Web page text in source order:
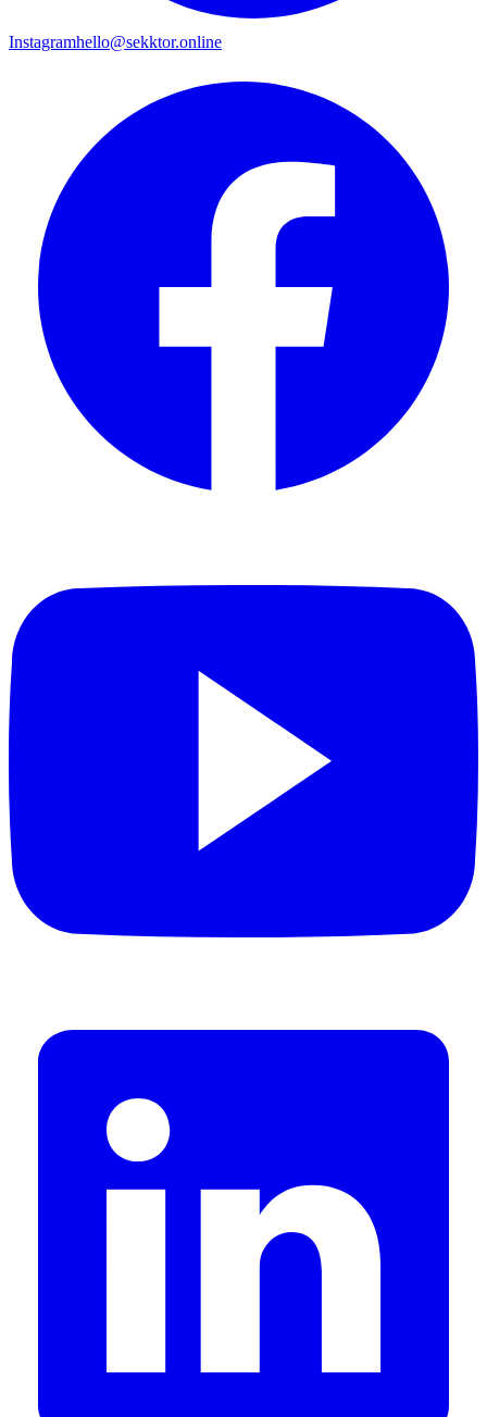
Instagramhello@sekktor.online